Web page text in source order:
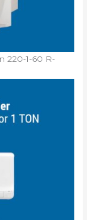
220-1-60 R-